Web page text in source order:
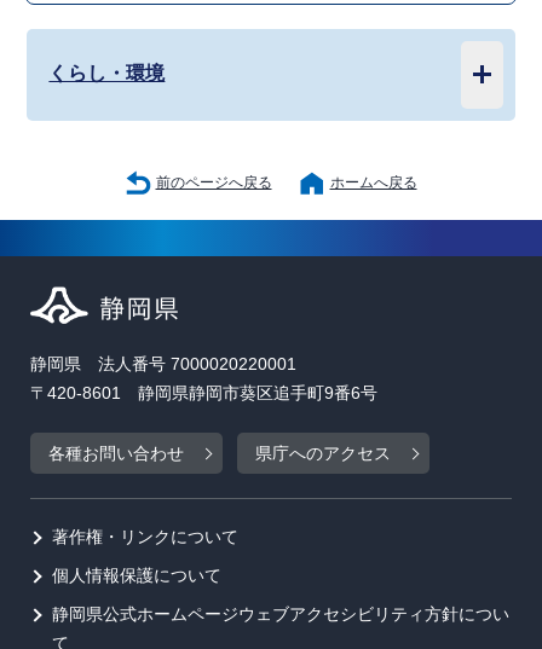
くらし・環境
前のページへ戻る ホームへ戻る
静岡県 法人番号 7000020220001
〒420-8601 静岡県静岡市葵区追手町9番6号
各種お問い合わせ 県庁へのアクセス
著作権・リンクについて
個人情報保護について
静岡県公式ホームページウェブアクセシビリティ方針につい
て